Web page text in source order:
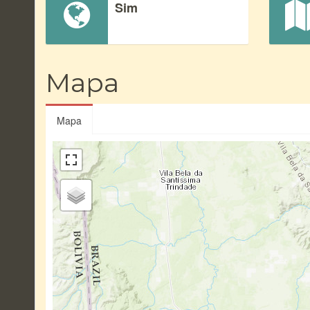
Sim
Mapa
Mapa